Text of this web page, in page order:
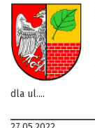
dla ul....